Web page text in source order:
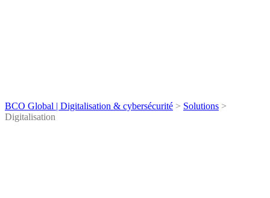
BCO Global | Digitalisation & cybersécurité > Solutions >
Digitalisation